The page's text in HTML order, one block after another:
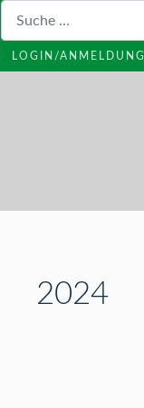
LOGIN/ANMELDUNG
2024